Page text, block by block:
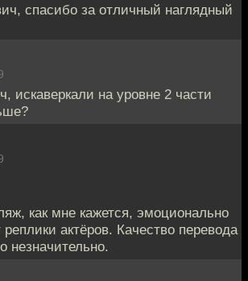
спасибо за отличный наглядный
искаверкали на уровне 2 части
как мне кажется, эмоционально
актёров. Качество перевода
незначительно.